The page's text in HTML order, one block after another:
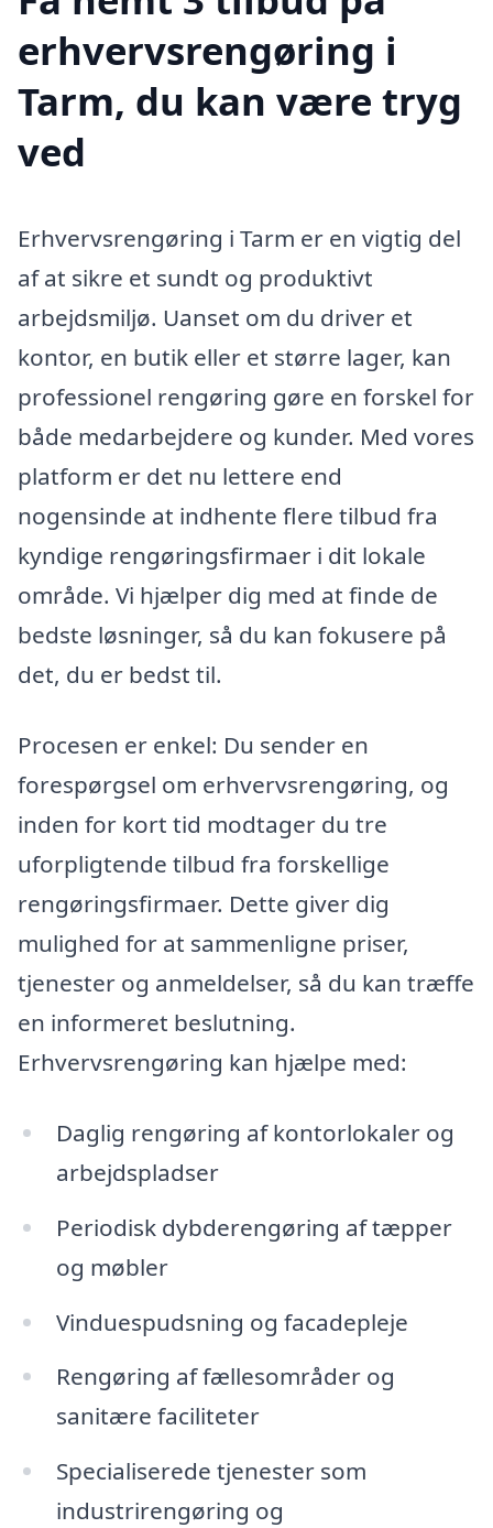
erhvervsrengøring i
Tarm, du kan være tryg
ved
Erhvervsrengøring i Tarm er en vigtig del
af at sikre et sundt og produktivt
arbejdsmiljø. Uanset om du driver et
kontor, en butik eller et større lager, kan
professionel rengøring gøre en forskel for
både medarbejdere og kunder. Med vores
platform er det nu lettere end
nogensinde at indhente flere tilbud fra
kyndige rengøringsfirmaer i dit lokale
område. Vi hjælper dig med at finde de
bedste løsninger, så du kan fokusere på
det, du er bedst til.
Procesen er enkel: Du sender en
forespørgsel om erhvervsrengøring, og
inden for kort tid modtager du tre
uforpligtende tilbud fra forskellige
rengøringsfirmaer. Dette giver dig
mulighed for at sammenligne priser,
tjenester og anmeldelser, så du kan træffe
en informeret beslutning.
Erhvervsrengøring kan hjælpe med:
Daglig rengøring af kontorlokaler og
arbejdspladser
Periodisk dybderengøring af tæpper
og møbler
Vinduespudsning og facadepleje
Rengøring af fællesområder og
sanitære faciliteter
Specialiserede tjenester som
industrirengøring og